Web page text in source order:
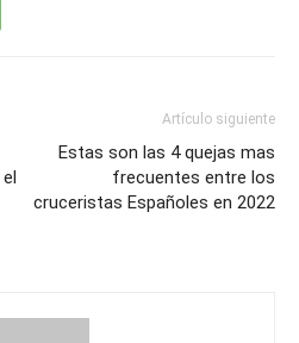
Artículo siguiente
Estas son las 4 quejas mas
frecuentes entre los
cruceristas Españoles en 2022